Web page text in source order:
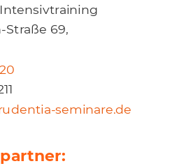
Intensivtraining
Straße 69,
seminare.de